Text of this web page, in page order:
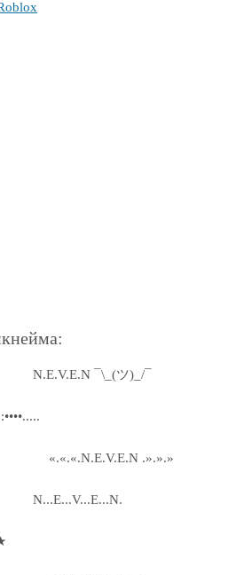
N.E.V.E.N ¯\_(ツ)_/¯
«.«.«.N.E.V.E.N .».».»
N...E...V...E...N.